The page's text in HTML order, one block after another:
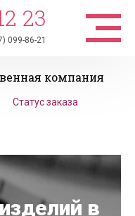
23
099-86-21
компания
Статус заказа
в